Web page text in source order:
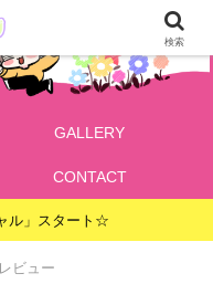
GALLERY
CONTACT
ル」スタート☆
ビュー
検索